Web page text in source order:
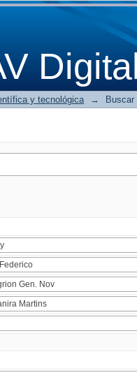
y tecnológica → Buscar